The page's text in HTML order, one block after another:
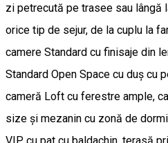
zi petrecută pe trasee sau lângă
orice tip de sejur, de la cuplu la
camere Standard cu finisaje din
Standard Open Space cu duș cu
cameră Loft cu ferestre ample,
size și mezanin cu zonă de
VIP, cu pat cu baldachin, terasă